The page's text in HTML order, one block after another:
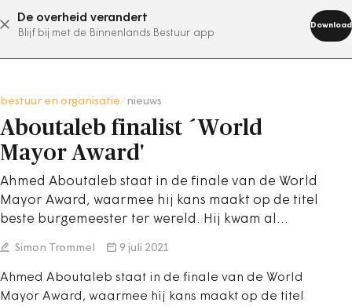
De overheid verandert
Blijf bij met de Binnenlands Bestuur app
Download
abonneer nu
bestuur en organisatie nieuws
Aboutaleb finalist ´World
Mayor Award'
Ahmed Aboutaleb staat in de finale van de World
Mayor Award, waarmee hij kans maakt op de titel
beste burgemeester ter wereld. Hij kwam al…
Simon Trommel 9 juli 2021
Ahmed Aboutaleb staat in de finale van de World
Mayor Award, waarmee hij kans maakt op de titel